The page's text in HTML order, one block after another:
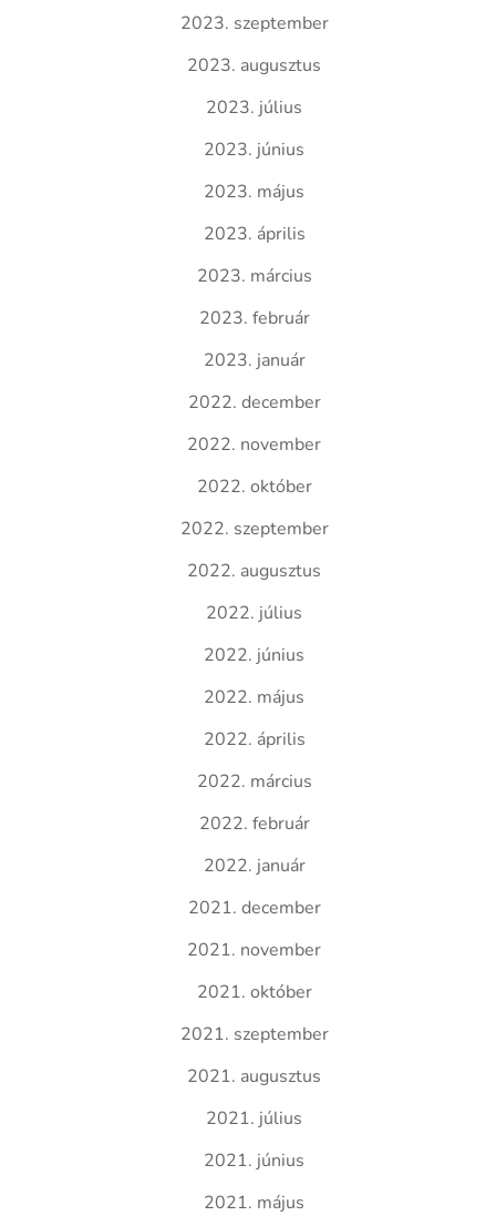
2023. szeptember
2023. augusztus
2023. július
2023. június
2023. május
2023. április
2023. március
2023. február
2023. január
2022. december
2022. november
2022. október
2022. szeptember
2022. augusztus
2022. július
2022. június
2022. május
2022. április
2022. március
2022. február
2022. január
2021. december
2021. november
2021. október
2021. szeptember
2021. augusztus
2021. július
2021. június
2021. május